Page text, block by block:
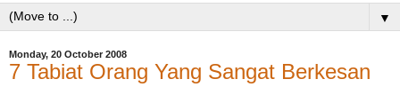
▼
Monday, 20 October 2008
7 Tabiat Orang Yang Sangat Berkesan